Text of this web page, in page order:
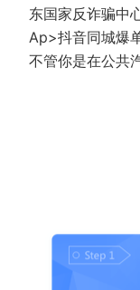
东国家反诈骗中
Ap>抖音同城爆
不管你是在公共